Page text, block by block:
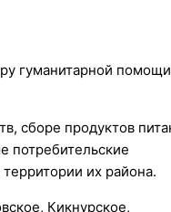
гуманитарной помощи
сборе продуктов
потребительские
их района.
Кикнурское,